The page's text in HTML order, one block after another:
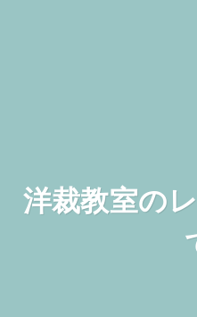
洋裁教室の